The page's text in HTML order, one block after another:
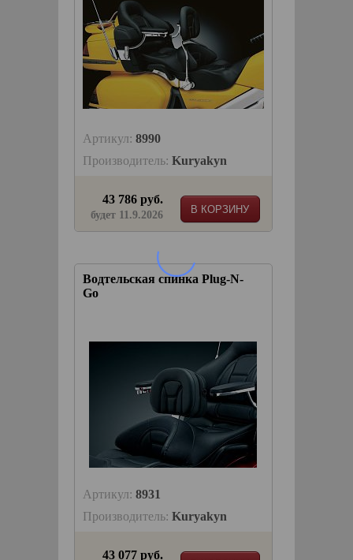
Артикул: 8990
Производитель: Kuryakyn
В КОРЗИНУ
43 786 руб.
будет 11.9.2026
Водтельская спинка Plug-N-
Go
Артикул: 8931
Производитель: Kuryakyn
43 077 руб.